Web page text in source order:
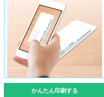
かんたん印刷する